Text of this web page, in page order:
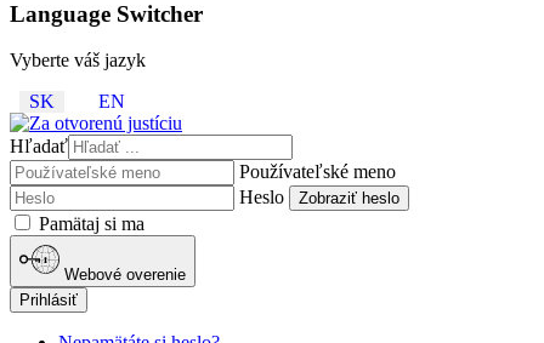
Language Switcher
Vyberte váš jazyk
SK
EN
Hľadať
Používateľské meno
Heslo
Zobraziť heslo
Pamätaj si ma
Webové overenie
Prihlásiť